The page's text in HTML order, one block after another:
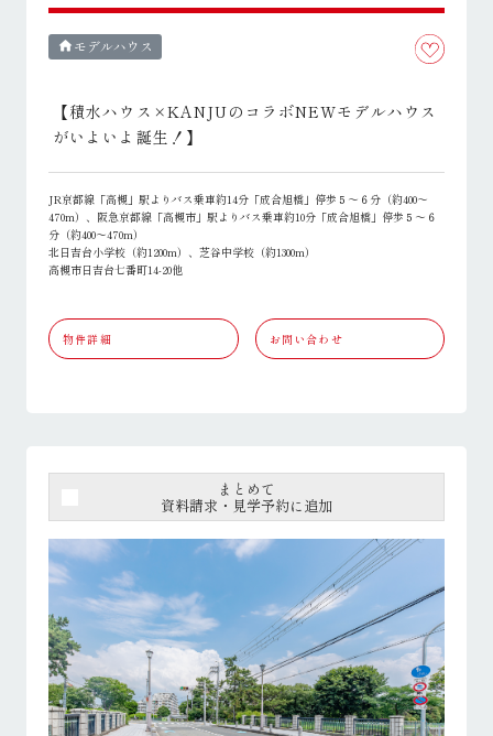
home モデルハウス
【積水ハウス×KANJUのコラボNEWモデルハウス
がいよいよ誕生！】
JR京都線「高槻」駅よりバス乗車約14分「成合旭橋」停歩５～６分（約400～
470m）、阪急京都線「高槻市」駅よりバス乗車約10分「成合旭橋」停歩５～６
分（約400～470m）
北日吉台小学校（約1200m）、芝谷中学校（約1300m）
高槻市日吉台七番町14-20他
物件詳細 お問い合わせ
まとめて
資料請求・見学予約に追加